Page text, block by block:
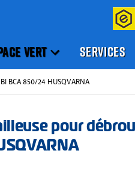
VERT SERVICES
BCA 850/24 HUSQVARNA
pour